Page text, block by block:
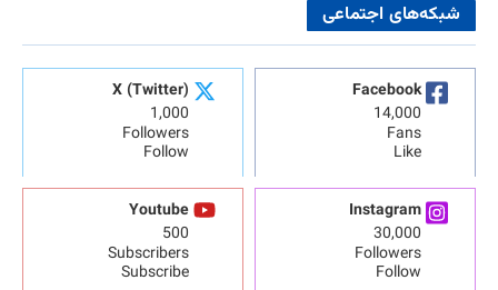
شبکه‌های اجتماعی
Facebook
14,000
Fans
Like
X (Twitter)
1,000
Followers
Follow
Instagram
30,000
Followers
Follow
Youtube
500
Subscribers
Subscribe